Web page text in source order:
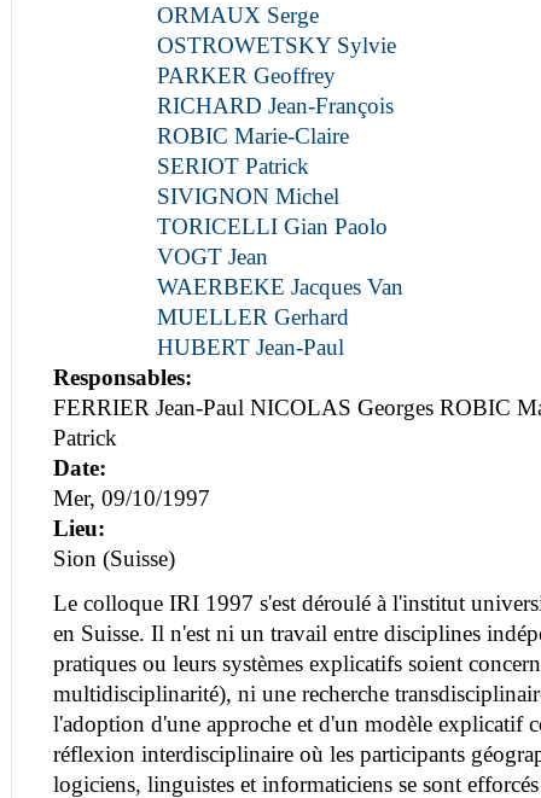
ORMAUX Serge
OSTROWETSKY Sylvie
PARKER Geoffrey
RICHARD Jean-François
ROBIC Marie-Claire
SERIOT Patrick
SIVIGNON Michel
TORICELLI Gian Paolo
VOGT Jean
WAERBEKE Jacques Van
MUELLER Gerhard
HUBERT Jean-Paul
Responsables:
FERRIER Jean-Paul NICOLAS Georges ROBIC
Patrick
Date:
Mer, 09/10/1997
Lieu:
Sion (Suisse)
Le colloque IRI 1997 s'est déroulé à l'institut
en Suisse. Il n'est ni un travail entre disciplines
pratiques ou leurs systèmes explicatifs soient
multidisciplinarité), ni une recherche
l'adoption d'une approche et d'un modèle explicatif
réflexion interdisciplinaire où les participants
logiciens, linguistes et informaticiens se sont